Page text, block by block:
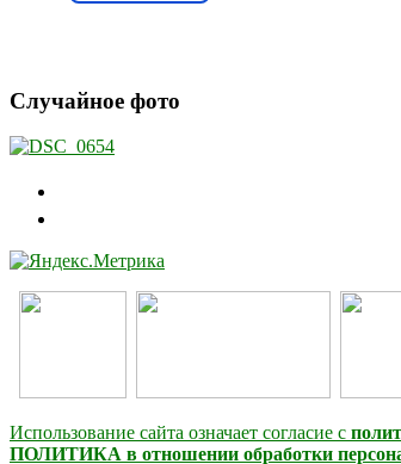
Случайное фото
Использование сайта означает согласие с
ПОЛИТИКА в отношении обработки